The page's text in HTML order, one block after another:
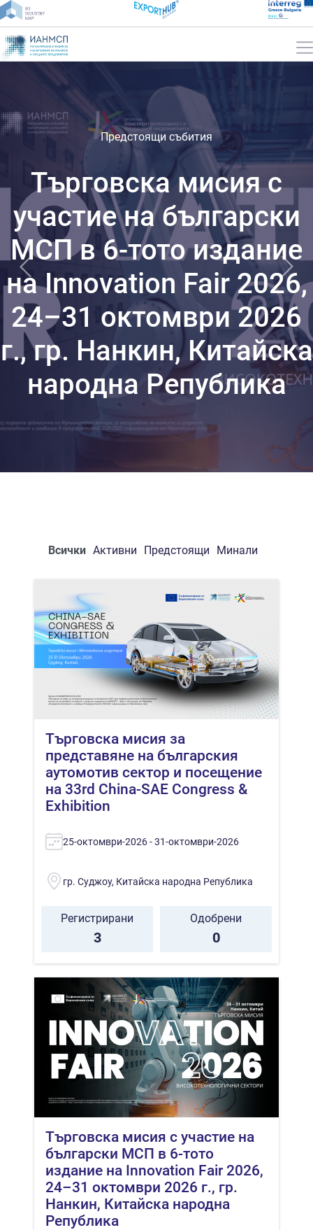
Предстоящи събития
Търговска мисия с
участие на български
МСП в 6-тото издание
на Innovation Fair 2026,
24–31 октомври 2026
г., гр. Нанкин, Китайска
народна Република
Всички Активни Предстоящи Минали
Търговска мисия за
представяне на българския
аутомотив сектор и посещение
на 33rd China-SAE Congress &
Exhibition
25-октомври-2026 - 31-октомври-2026
гр. Суджоу, Китайска народна Република
Регистрирани
3
Одобрени
0
Търговска мисия с участие на
български МСП в 6-тото
издание на Innovation Fair 2026,
24–31 октомври 2026 г., гр.
Нанкин, Китайска народна
Република